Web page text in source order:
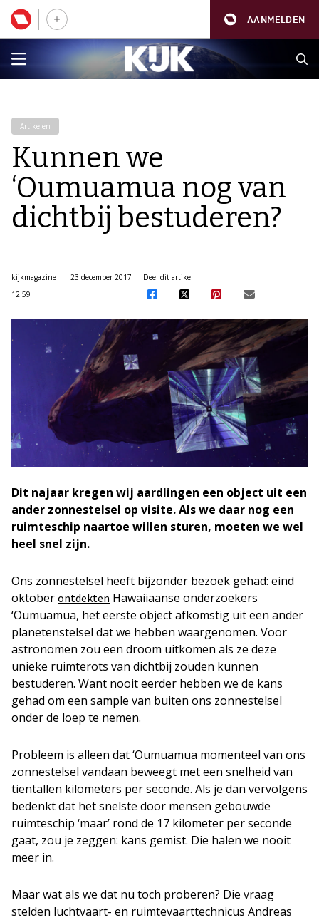
AANMELDEN
Artikelen
Kunnen we
‘Oumuamua nog van
dichtbij bestuderen?
kijkmagazine
23 december 2017
12:59
Deel dit artikel:
Dit najaar kregen wij aardlingen een object uit een
ander zonnestelsel op visite. Als we daar nog een
ruimteschip naartoe willen sturen, moeten we wel
heel snel zijn.
Ons zonnestelsel heeft bijzonder bezoek gehad: eind
oktober ontdekten Hawaiiaanse onderzoekers
‘Oumuamua, het eerste object afkomstig uit een ander
planetenstelsel dat we hebben waargenomen. Voor
astronomen zou een droom uitkomen als ze deze
unieke ruimterots van dichtbij zouden kunnen
bestuderen. Want nooit eerder hebben we de kans
gehad om een sample van buiten ons zonnestelsel
onder de loep te nemen.
Probleem is alleen dat ‘Oumuamua momenteel van ons
zonnestelsel vandaan beweegt met een snelheid van
tientallen kilometers per seconde. Als je dan vervolgens
bedenkt dat het snelste door mensen gebouwde
ruimteschip ‘maar’ rond de 17 kilometer per seconde
gaat, zou je zeggen: kans gemist. Die halen we nooit
meer in.
Maar wat als we dat nu toch proberen? Die vraag
stelden luchtvaart- en ruimtevaarttechnicus Andreas